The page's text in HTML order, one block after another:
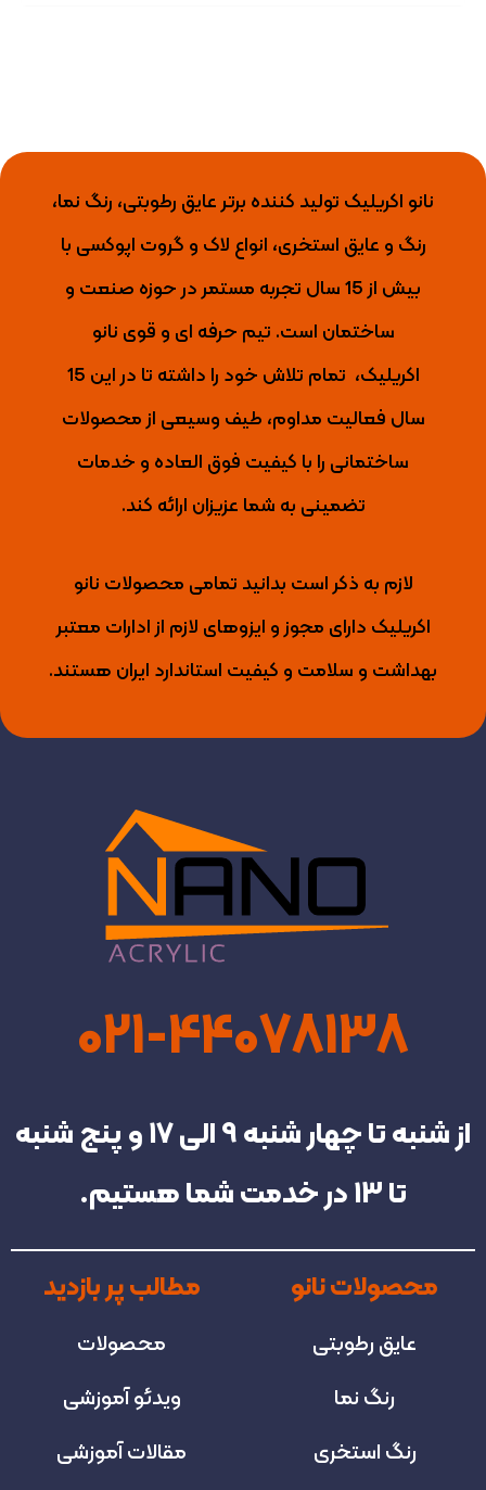
نانو اکریلیک تولید کننده برتر عایق رطوبتی، رنگ نما،
رنگ و عایق استخری، انواع لاک و گروت اپوکسی با
بیش از 15 سال تجربه مستمر در حوزه صنعت و
ساختمان است. تیم حرفه ای و قوی نانو
اکریلیک، تمام تلاش خود را داشته تا
در این 15
سال فعالیت مداوم، طیف وسیعی از محصولات
ساختمانی را با کیفیت فوق العاده و خدمات
تضمینی به شما عزیزان ارائه کند.
لازم به ذکر است بدانید تمامی محصولات نانو
اکریلیک دارای مجوز و ایزوهای لازم از ادارات معتبر
بهداشت و سلامت و کیفیت استاندارد ایران هستند.
021-44078138
از شنبه تا چهار شنبه‌ 9 الی 17 و پنج شنبه
تا 13 در خدمت شما هستیم.
محصولات نانو
عایق رطوبتی
رنگ نما
رنگ استخری
مطالب پر بازدید
محصولات
ویدئو آموزشی
مقالات آموزشی